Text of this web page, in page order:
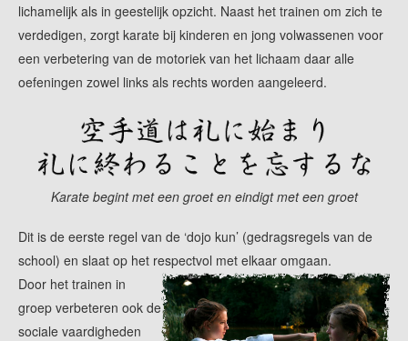
lichamelijk als in geestelijk opzicht. Naast het trainen om zich te
verdedigen, zorgt karate bij kinderen en jong volwassenen voor
een verbetering van de motoriek van het lichaam daar alle
oefeningen zowel links als rechts worden aangeleerd.
Karate begint met een groet en eindigt met een groet
Dit is de eerste regel van de ‘dojo kun’ (gedragsregels van de
school) en slaat op het respectvol met elkaar omgaan.
Door het trainen in
groep verbeteren ook de
sociale vaardigheden